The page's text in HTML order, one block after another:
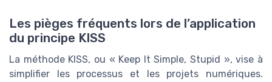
Les pièges fréquents lors de l’application
du principe KISS
La méthode KISS, ou « Keep It Simple, Stupid », vise à
simplifier les processus et les projets numériques.